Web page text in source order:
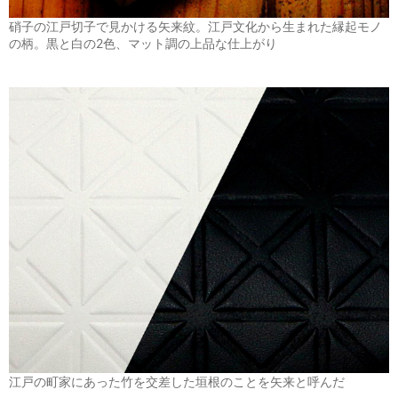
硝子の江戸切子で見かける矢来紋。江戸文化から生まれた縁起モノ
の柄。黒と白の2色、マット調の上品な仕上がり
江戸の町家にあった竹を交差した垣根のことを矢来と呼んだ